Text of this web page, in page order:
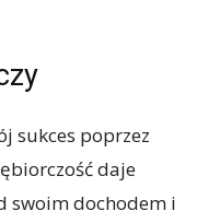
sukces poprzez
daje
swoim dochodem i